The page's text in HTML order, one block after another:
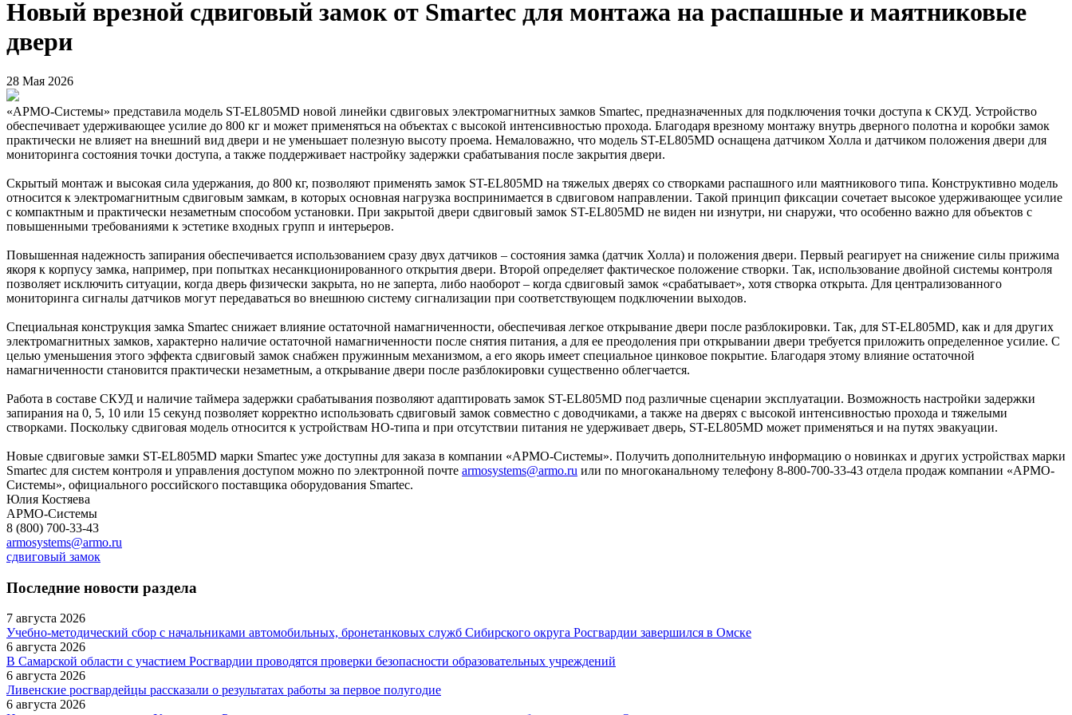
Новый врезной сдвиговый замок от Smartec для монтажа на распашные и маятниковые
двери
28 Мая 2026
«АРМО-Системы» представила модель ST-EL805MD новой линейки сдвиговых электромагнитных замков Smartec, предназначенных для подключения точки доступа к СКУД. Устройство
обеспечивает удерживающее усилие до 800 кг и может применяться на объектах с высокой интенсивностью прохода. Благодаря врезному монтажу внутрь дверного полотна и коробки замок
практически не влияет на внешний вид двери и не уменьшает полезную высоту проема. Немаловажно, что модель ST-EL805MD оснащена датчиком Холла и датчиком положения двери для
мониторинга состояния точки доступа, а также поддерживает настройку задержки срабатывания после закрытия двери.
Скрытый монтаж и высокая сила удержания, до 800 кг, позволяют применять замок ST-EL805MD на тяжелых дверях со створками распашного или маятникового типа. Конструктивно модель
относится к электромагнитным сдвиговым замкам, в которых основная нагрузка воспринимается в сдвиговом направлении. Такой принцип фиксации сочетает высокое удерживающее усилие
с компактным и практически незаметным способом установки. При закрытой двери сдвиговый замок ST-EL805MD не виден ни изнутри, ни снаружи, что особенно важно для объектов с
повышенными требованиями к эстетике входных групп и интерьеров.
Повышенная надежность запирания обеспечивается использованием сразу двух датчиков – состояния замка (датчик Холла) и положения двери. Первый реагирует на снижение силы прижима
якоря к корпусу замка, например, при попытках несанкционированного открытия двери. Второй определяет фактическое положение створки. Так, использование двойной системы контроля
позволяет исключить ситуации, когда дверь физически закрыта, но не заперта, либо наоборот – когда сдвиговый замок «срабатывает», хотя створка открыта. Для централизованного
мониторинга сигналы датчиков могут передаваться во внешнюю систему сигнализации при соответствующем подключении выходов.
Специальная конструкция замка Smartec снижает влияние остаточной намагниченности, обеспечивая легкое открывание двери после разблокировки. Так, для ST-EL805MD, как и для других
электромагнитных замков, характерно наличие остаточной намагниченности после снятия питания, а для ее преодоления при открывании двери требуется приложить определенное усилие. С
целью уменьшения этого эффекта сдвиговый замок снабжен пружинным механизмом, а его якорь имеет специальное цинковое покрытие. Благодаря этому влияние остаточной
намагниченности становится практически незаметным, а открывание двери после разблокировки существенно облегчается.
Работа в составе СКУД и наличие таймера задержки срабатывания позволяют адаптировать замок ST-EL805MD под различные сценарии эксплуатации. Возможность настройки задержки
запирания на 0, 5, 10 или 15 секунд позволяет корректно использовать сдвиговый замок совместно с доводчиками, а также на дверях с высокой интенсивностью прохода и тяжелыми
створками. Поскольку сдвиговая модель относится к устройствам НО-типа и при отсутствии питания не удерживает дверь, ST-EL805MD может применяться и на путях эвакуации.
Новые сдвиговые замки ST-EL805MD марки Smartec уже доступны для заказа в компании «АРМО-Системы». Получить дополнительную информацию о новинках и других устройствах марки
Smartec для систем контроля и управления доступом можно по электронной почте armosystems@armo.ru или по многоканальному телефону 8-800-700-33-43 отдела продаж компании «АРМО-
Системы», официального российского поставщика оборудования Smartec.
Юлия Костяева
АРМО-Системы
8 (800) 700-33-43
armosystems@armo.ru
сдвиговый замок
Последние новости раздела
7 августа 2026
Учебно-методический сбор с начальниками автомобильных, бронетанковых служб Сибирского округа Росгвардии завершился в Омске
6 августа 2026
В Самарской области с участием Росгвардии проводятся проверки безопасности образовательных учреждений
6 августа 2026
Ливенские росгвардейцы рассказали о результатах работы за первое полугодие
6 августа 2026